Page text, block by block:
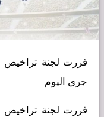
قررت لجنة تراخيص
جرى اليوم
قررت لجنة تراخيص